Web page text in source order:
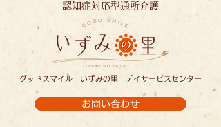
認知症対応型通所介護
グッドスマイル いずみの里 デイサービスセンター
お問い合わせ